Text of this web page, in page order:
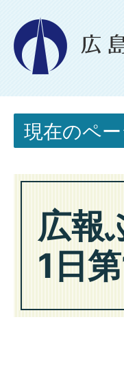
現在のペ
広報
1日